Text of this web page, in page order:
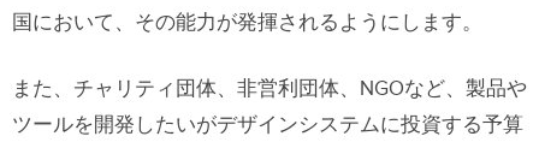
国において、その能力が発揮されるようにします。
また、チャリティ団体、非営利団体、NGOなど、製品や
ツールを開発したいがデザインシステムに投資する予算